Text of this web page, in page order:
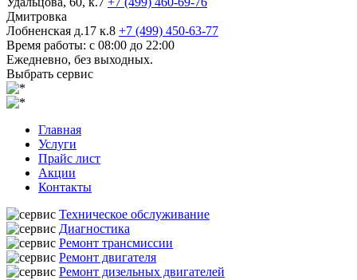
Дмитровка
Лобненская д.17 к.8 +7 (499) 450-63-77
Время работы: с 08:00 до 22:00
Ежедневно, без выходных.
Выбрать сервис
Главная
Услуги
Прайс лист
Акции
Контакты
Техническое обслуживание
Диагностика
Ремонт трансмиссии
Ремонт двигателя
Ремонт дизельных двигателей